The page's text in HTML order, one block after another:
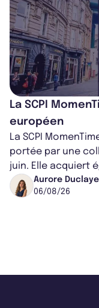
La SCPI
européen
La SCPI
portée par une
juin. Elle acquiert
Worcester, place
Aurore Duclaye
06/08/26